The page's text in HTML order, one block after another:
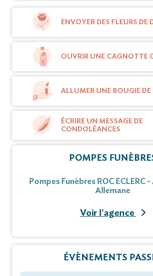
ENVOYER DES FLEURS DE
OUVRIR UNE CAGNOTTE
ALLUMER UNE BOUGIE DE
ÉCRIRE UN MESSAGE DE
CONDOLÉANCES
POMPES
Pompes Funèbres ROC ECLERC
Allemane
Voir l'agence
ÉVÈNEMENTS